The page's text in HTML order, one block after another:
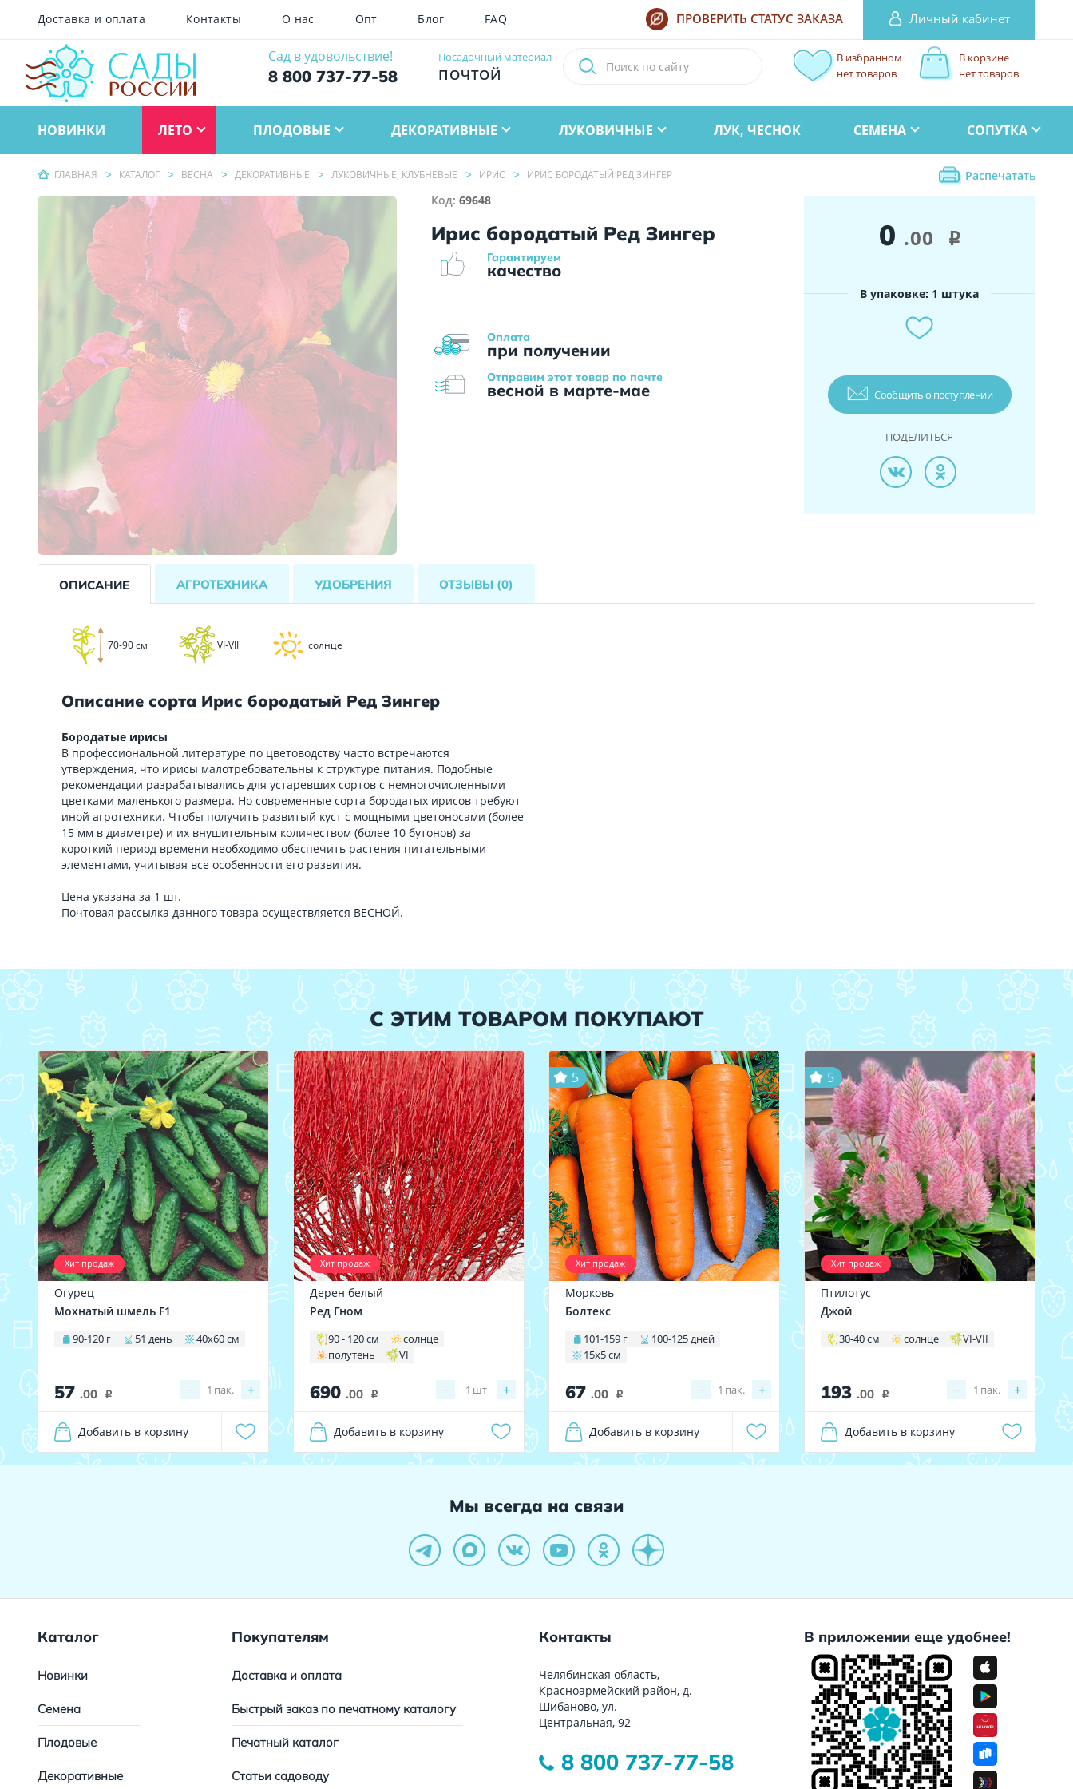
Доставка и оплата Контакты О нас Опт Блог FAQ ПРОВЕРИТЬ СТАТУС ЗАКАЗА Личный кабинет
Сад в удовольствие!
8 800 737-77-58
Посадочный материал
ПОЧТОЙ
В корзине
нет товаров
В избранном
нет товаров
НОВИНКИ ЛЕТО ПЛОДОВЫЕ ДЕКОРАТИВНЫЕ ЛУКОВИЧНЫЕ ЛУК, ЧЕСНОК СЕМЕНА СОПУТКА
ГЛАВНАЯ КАТАЛОГ ВЕСНА ДЕКОРАТИВНЫЕ ЛУКОВИЧНЫЕ, КЛУБНЕВЫЕ ИРИС ИРИС БОРОДАТЫЙ РЕД ЗИНГЕР
Распечатать
Код:69648
Ирис бородатый Ред Зингер
Оплата
при получении
Гарантируем
качество
Отправим этот товар по почте
весной в марте-мае
0 .00 i
В упаковке: 1 штука
Сообщить о поступлении
ПОДЕЛИТЬСЯ
ОПИСАНИЕ АГРОТЕХНИКА УДОБРЕНИЯ ОТЗЫВЫ (0)
70-90 см VI-VII солнце
Описание сорта Ирис бородатый Ред Зингер
Бородатые ирисы
В профессиональной литературе по цветоводству часто встречаются
утверждения, что ирисы малотребовательны к структуре питания. Подобные
рекомендации разрабатывались для устаревших сортов с немногочисленными
цветками маленького размера. Но современные сорта бородатых ирисов требуют
иной агротехники. Чтобы получить развитый куст с мощными цветоносами (более
15 мм в диаметре) и их внушительным количеством (более 10 бутонов) за
короткий период времени необходимо обеспечить растения питательными
элементами, учитывая все особенности его развития.
Цена указана за 1 шт.
Почтовая рассылка данного товара осуществляется ВЕСНОЙ.
С ЭТИМ ТОВАРОМ ПОКУПАЮТ
Хит продаж
Огурец
Мохнатый шмель F1
90-120 г 51 день 40х60 см
57 .00 i − +
1 пак.
Добавить в корзину
Хит продаж
Дерен белый
Ред Гном
90 - 120 см
солнце
полутень
VI
690 .00 i − +
1 шт
Добавить в корзину
Хит продаж
5
Морковь
Болтекс
101-159 г
100-125 дней
15х5 см
67 .00 i − +
1 пак.
Добавить в корзину
Хит продаж
5
Птилотус
Джой
30-40 см солнце VI-VII
193 .00 i − +
1 пак.
Добавить в корзину
Мы всегда на связи
Каталог
Новинки
Семена
Плодовые
Декоративные
Покупателям
Доставка и оплата
Быстрый заказ по печатному каталогу
Печатный каталог
Статьи садоводу
Контакты
Челябинская область,
Красноармейский район, д.
Шибаново, ул.
Центральная, 92
8 800 737-77-58
В приложении еще удобнее!